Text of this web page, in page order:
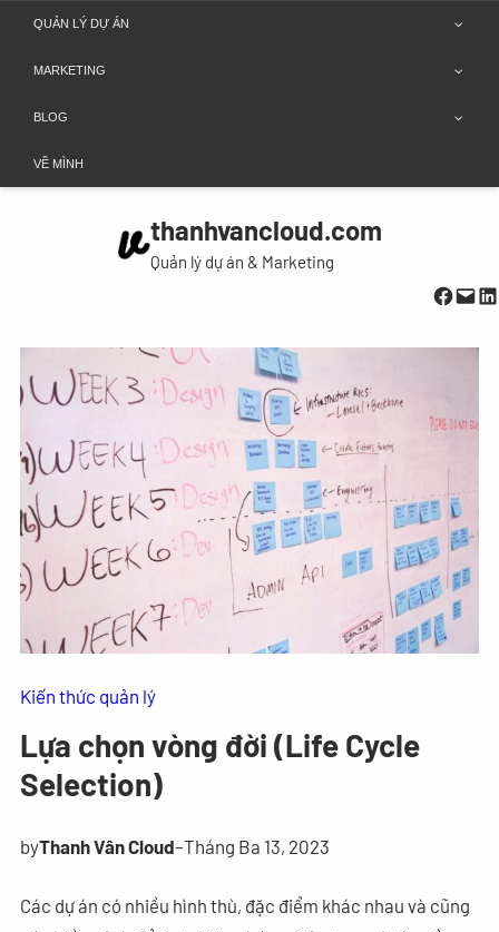
Chuyển
phần
QUẢN LÝ DỰ ÁN
MARKETING
BLOG
VỀ MÌNH
thanhvancloud.com
Quản lý dự án & Marketing
Mail
Kiến thức quản lý
Lựa chọn vòng đời (Life Cycle
Selection)
byThanh Vân Cloud–Tháng Ba 13, 2023
Các dự án có nhiều hình thù, đặc điểm khác nhau và cũng